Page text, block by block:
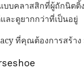
บบคลาสสิกที่ผู้ถักนิต
ละดูยากกว่าที่เป็นอยู่
ที่คุณต้องการสร้